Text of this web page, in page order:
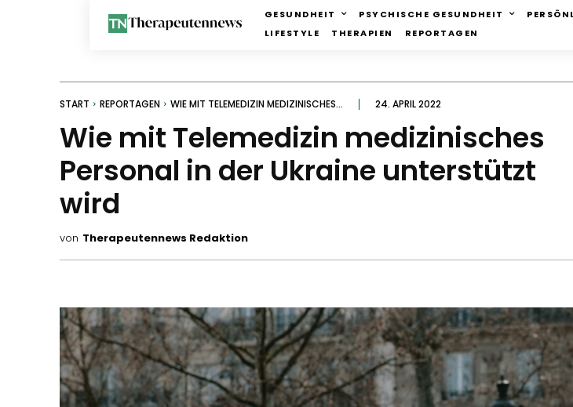
GESUNDHEIT PSYCHISCHE GESUNDHEIT
LIFESTYLE
THERAPIEN REPORTAGEN
START REPORTAGEN WIE MIT TELEMEDIZIN MEDIZINISCHES... 24. APRIL 2022
Wie mit Telemedizin medizinisches
Personal in der Ukraine unterstützt
wird
von Therapeutennews Redaktion